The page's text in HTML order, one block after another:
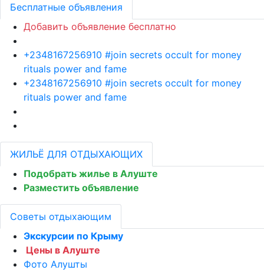
Бесплатные объявления
Добавить объявление бесплатно
+2348167256910 #join secrets occult for money
rituals power and fame
+2348167256910 #join secrets occult for money
rituals power and fame
ЖИЛЬЁ ДЛЯ ОТДЫХАЮЩИХ
Подобрать жилье в Алуште
Разместить объявление
Советы отдыхающим
Экскурсии по Крыму
Цены в Алуште
Фото Алушты